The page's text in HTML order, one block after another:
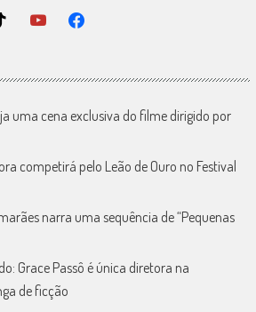
uma cena exclusiva do filme dirigido por
competirá pelo Leão de Ouro no Festival
narra uma sequência de “Pequenas
Grace Passô é única diretora na
de ficção